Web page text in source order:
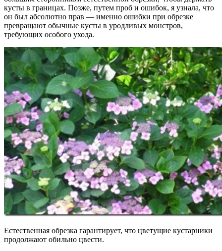
кусты в границах. Позже, путем проб и ошибок, я узнала, что
он был абсолютно прав — именно ошибки при обрезке
превращают обычные кусты в уродливых монстров,
требующих особого ухода.
Естественная обрезка гарантирует, что цветущие кустарники
продолжают обильно цвести.